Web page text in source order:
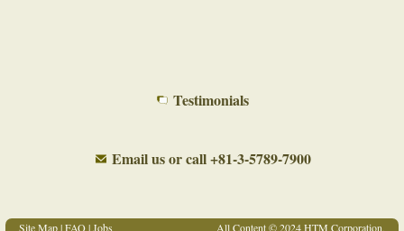
に、サービスを提供し続けること－が実現できるので
では、3つの原則に対してとられている、具体的な対策
最小限の外出 (2:00)
Testimonials
Email usor call+81-3-5789-7900
Site Map|FAQ|Jobs All Content © 2024 HTM Corporation,